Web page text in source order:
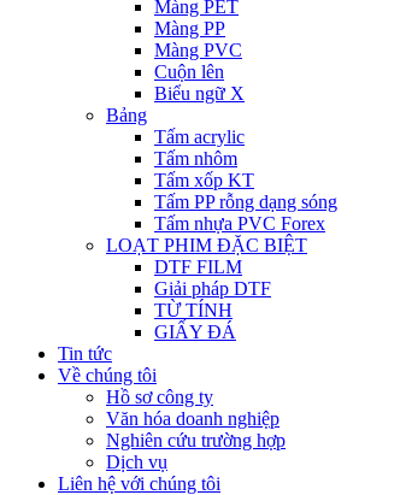
Màng PET
Màng PP
Màng PVC
Cuộn lên
Biểu ngữ X
Bảng
Tấm acrylic
Tấm nhôm
Tấm xốp KT
Tấm PP rỗng dạng sóng
Tấm nhựa PVC Forex
LOẠT PHIM ĐẶC BIỆT
DTF FILM
Giải pháp DTF
TỪ TÍNH
GIẤY ĐÁ
Tin tức
Về chúng tôi
Hồ sơ công ty
Văn hóa doanh nghiệp
Nghiên cứu trường hợp
Dịch vụ
Liên hệ với chúng tôi